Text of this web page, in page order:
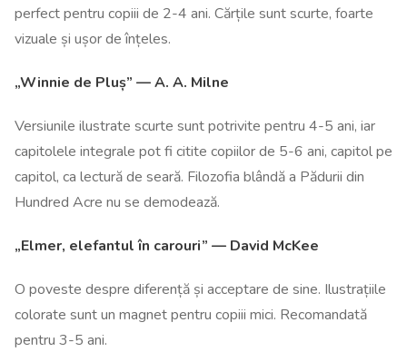
perfect pentru copiii de 2-4 ani. Cărțile sunt scurte, foarte
vizuale și ușor de înțeles.
„Winnie de Pluș” — A. A. Milne
Versiunile ilustrate scurte sunt potrivite pentru 4-5 ani, iar
capitolele integrale pot fi citite copiilor de 5-6 ani, capitol pe
capitol, ca lectură de seară. Filozofia blândă a Pădurii din
Hundred Acre nu se demodează.
„Elmer, elefantul în carouri” — David McKee
O poveste despre diferență și acceptare de sine. Ilustrațiile
colorate sunt un magnet pentru copiii mici. Recomandată
pentru 3-5 ani.